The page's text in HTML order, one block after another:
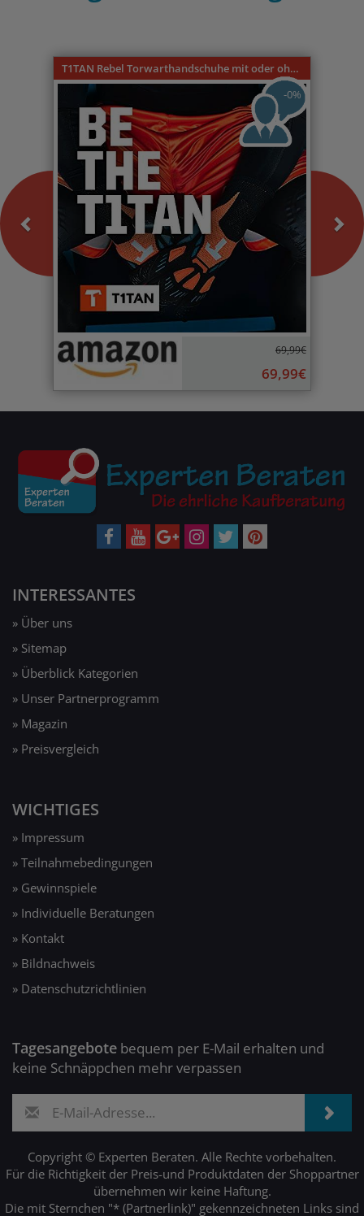
T1TAN Rebel Torwarthandschuhe mit oder ohne Fingerschutz
-0%
69,99€
69,99€
INTERESSANTES
» Über uns
» Sitemap
» Überblick Kategorien
» Unser Partnerprogramm
» Magazin
» Preisvergleich
WICHTIGES
» Impressum
» Teilnahmebedingungen
» Gewinnspiele
» Individuelle Beratungen
» Kontakt
» Bildnachweis
» Datenschutzrichtlinien
Tagesangebote bequem per E-Mail erhalten und
keine Schnäppchen mehr verpassen
Copyright © Experten Beraten. Alle Rechte vorbehalten.
Für die Richtigkeit der Preis-und Produktdaten der Shoppartner
übernehmen wir keine Haftung.
Die mit Sternchen "* (Partnerlink)" gekennzeichneten Links sind